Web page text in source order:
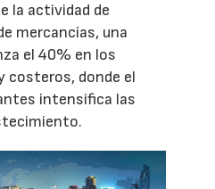
la actividad de
mercancías, una
el 40% en los
donde el
intensifica las